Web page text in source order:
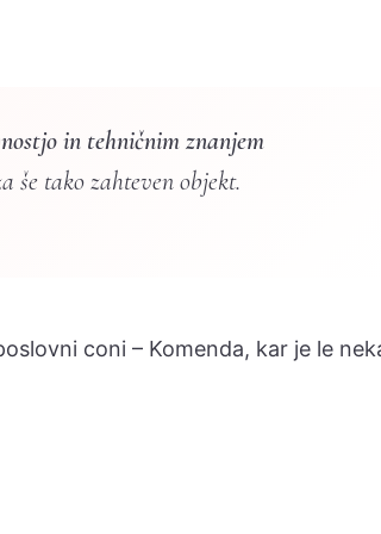
in tehničnim znanjem
še tako zahteven objekt.
coni – Komenda, kar je le